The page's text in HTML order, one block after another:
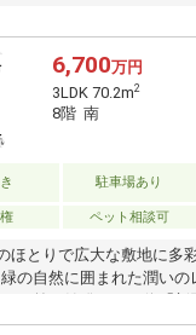
6,700万円
3LDK 70.2m2
8階 南
駐車場あり
ペット相談可
ほとりで広大な敷地に多
の自然に囲まれた潤いの
、王子神谷駅へも楽々